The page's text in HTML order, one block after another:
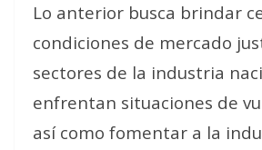
Lo anterior busca brindar
condiciones de mercado
sectores de la industria
enfrentan situaciones de
así como fomentar a la